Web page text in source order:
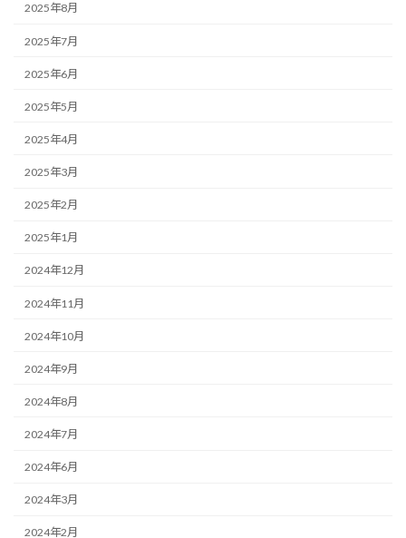
2025年8月
2025年7月
2025年6月
2025年5月
2025年4月
2025年3月
2025年2月
2025年1月
2024年12月
2024年11月
2024年10月
2024年9月
2024年8月
2024年7月
2024年6月
2024年3月
2024年2月